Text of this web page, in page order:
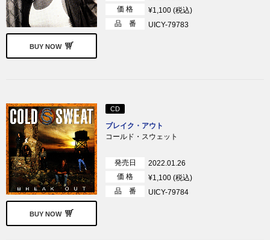
BUY NOW
価 格
¥1,100 (税込)
品 番
UICY-79783
BUY NOW
CD
ブレイク・アウト
コールド・スウェット
発売日
2022.01.26
価 格
¥1,100 (税込)
品 番
UICY-79784